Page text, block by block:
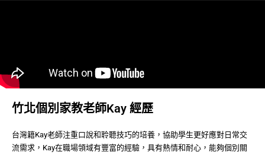
竹北個別家教老師Kay 經歷
台灣籍Kay老師注重口說和聆聽技巧的培養，協助學生更好應對日常交
流需求，Kay在職場領域有豐富的經驗，具有熱情和耐心，能夠個別關